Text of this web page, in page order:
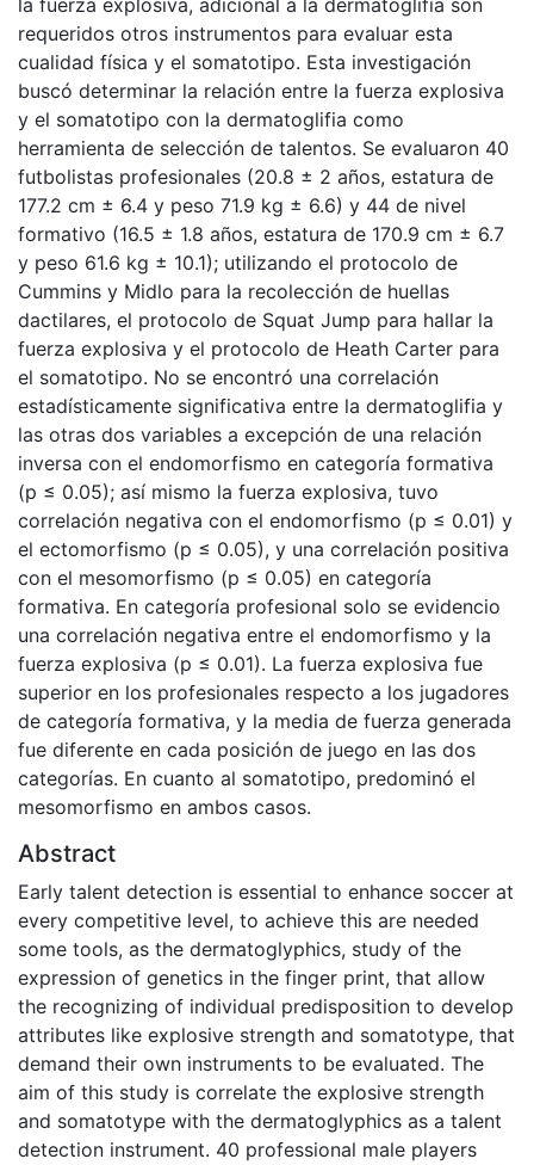
la fuerza explosiva, adicional a la dermatoglifia son
requeridos otros instrumentos para evaluar esta
cualidad física y el somatotipo. Esta investigación
buscó determinar la relación entre la fuerza explosiva
y el somatotipo con la dermatoglifia como
herramienta de selección de talentos. Se evaluaron 40
futbolistas profesionales (20.8 ± 2 años, estatura de
177.2 cm ± 6.4 y peso 71.9 kg ± 6.6) y 44 de nivel
formativo (16.5 ± 1.8 años, estatura de 170.9 cm ± 6.7
y peso 61.6 kg ± 10.1); utilizando el protocolo de
Cummins y Midlo para la recolección de huellas
dactilares, el protocolo de Squat Jump para hallar la
fuerza explosiva y el protocolo de Heath Carter para
el somatotipo. No se encontró una correlación
estadísticamente significativa entre la dermatoglifia y
las otras dos variables a excepción de una relación
inversa con el endomorfismo en categoría formativa
(p ≤ 0.05); así mismo la fuerza explosiva, tuvo
correlación negativa con el endomorfismo (p ≤ 0.01) y
el ectomorfismo (p ≤ 0.05), y una correlación positiva
con el mesomorfismo (p ≤ 0.05) en categoría
formativa. En categoría profesional solo se evidencio
una correlación negativa entre el endomorfismo y la
fuerza explosiva (p ≤ 0.01). La fuerza explosiva fue
superior en los profesionales respecto a los jugadores
de categoría formativa, y la media de fuerza generada
fue diferente en cada posición de juego en las dos
categorías. En cuanto al somatotipo, predominó el
mesomorfismo en ambos casos.
Abstract
Early talent detection is essential to enhance soccer at
every competitive level, to achieve this are needed
some tools, as the dermatoglyphics, study of the
expression of genetics in the finger print, that allow
the recognizing of individual predisposition to develop
attributes like explosive strength and somatotype, that
demand their own instruments to be evaluated. The
aim of this study is correlate the explosive strength
and somatotype with the dermatoglyphics as a talent
detection instrument. 40 professional male players